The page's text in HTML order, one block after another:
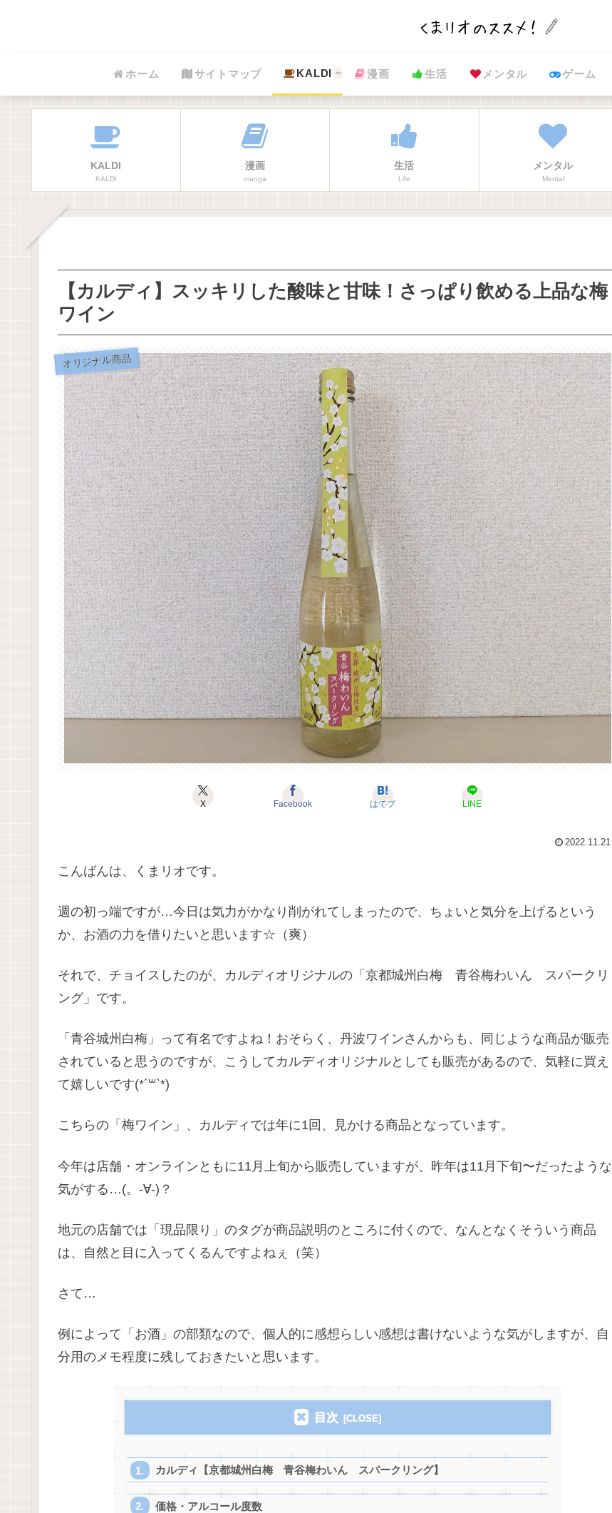
ホーム サイトマップ KALDI 漫画 生活 メンタル ゲーム
KALDI
KALDI
漫画
manga
生活
Life
メンタル
Mental
【カルディ】スッキリした酸味と甘味！さっぱり飲める上品な梅
ワイン
オリジナル商品
X Facebook はてブ LINE
2022.11.21
こんばんは、くまリオです。
週の初っ端ですが…今日は気力がかなり削がれてしまったので、ちょいと気分を上げるという
か、お酒の力を借りたいと思います☆（爽）
それで、チョイスしたのが、カルディオリジナルの「京都城州白梅 青谷梅わいん スパークリ
ング」です。
「青谷城州白梅」って有名ですよね！おそらく、丹波ワインさんからも、同じような商品が販売
されていると思うのですが、こうしてカルディオリジナルとしても販売があるので、気軽に買え
て嬉しいです(*´꒳`*)
こちらの「梅ワイン」、カルディでは年に1回、見かける商品となっています。
今年は店舗・オンラインともに11月上旬から販売していますが、昨年は11月下旬〜だったような
気がする…(。-∀-)？
地元の店舗では「現品限り」のタグが商品説明のところに付くので、なんとなくそういう商品
は、自然と目に入ってくるんですよねぇ（笑）
さて…
例によって「お酒」の部類なので、個人的に感想らしい感想は書けないような気がしますが、自
分用のメモ程度に残しておきたいと思います。
目次
カルディ【京都城州白梅 青谷梅わいん スパークリング】
価格・アルコール度数